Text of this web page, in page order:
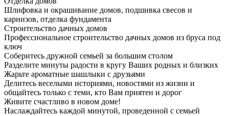
Шлифовка и окрашивание домов, подшивка свесов и
карнизов, отделка фундамента
Строительство дачных домов
Профессиональное строительство дачных домов из бруса под
ключ
Соберитесь дружной семьей за большим столом
Разделите минуты радости в кругу Ваших родных и близких
Жарьте ароматные шашлыки с друзьями
Делитесь веселыми историями, новостями из жизни и
общайтесь только с теми, кто Вам приятен и дорог
Живите счастливо в новом доме!
Наслаждайтесь каждой минутой, проведенной с семьей